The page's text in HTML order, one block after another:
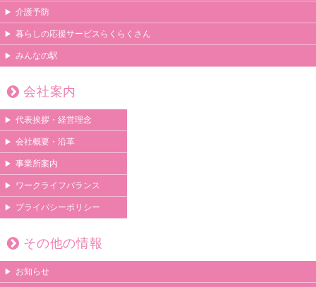
介護予防
暮らしの応援サービスらくらくさん
みんなの駅
会社案内
代表挨拶・経営理念
会社概要・沿革
事業所案内
ワークライフバランス
プライバシーポリシー
その他の情報
お知らせ